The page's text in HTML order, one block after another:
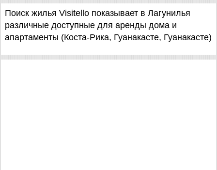
Поиск жилья Visitello показывает в Лагунилья
различные доступные для аренды дома и
апартаменты (Коста-Рика, Гуанакасте, Гуанакасте)